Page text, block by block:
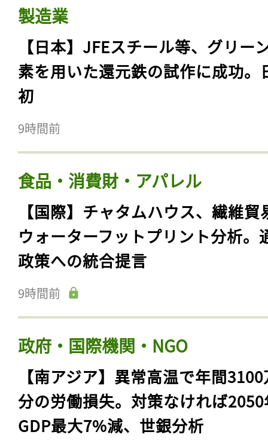
製造業
【日本】JFEスチール等、グリー
素を用いた還元鉄の試作に成功。
初
9時間前
食品・消費財・アパレル
【国際】チャタムハウス、繊維貿
ウォーターフットプリント分析。
政策への統合提言
9時間前
政府・国際機関・NGO
【南アジア】異常高温で年間
分の労働損失。対策なければ
GDP最大7%減、世銀分析